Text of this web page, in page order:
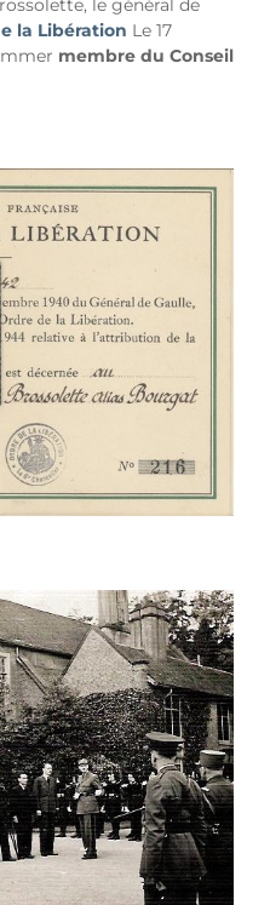
le général de
la Libération Le 17
membre du Conseil